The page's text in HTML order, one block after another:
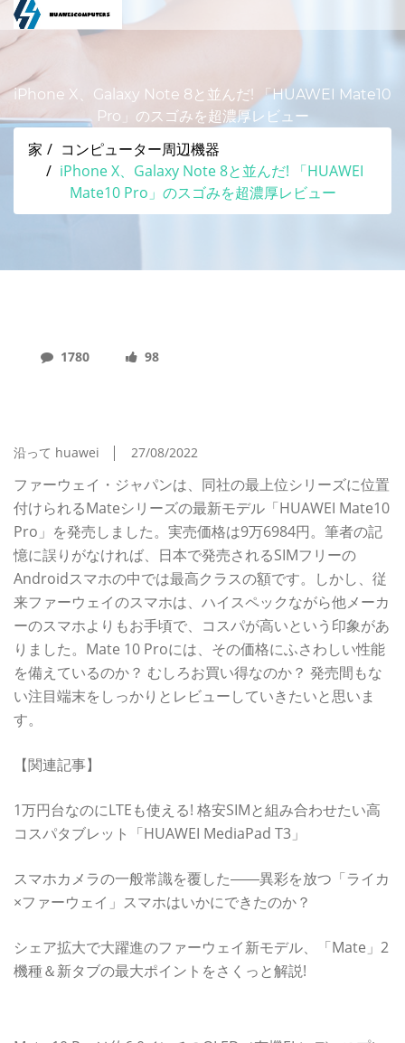
iPhone X、Galaxy Note 8と並んだ! 「HUAWEI Mate10
Pro」のスゴみを超濃厚レビュー
家
コンピューター周辺機器
iPhone X、Galaxy Note 8と並んだ! 「HUAWEI
Mate10 Pro」のスゴみを超濃厚レビュー
1780 98
沿って huawei 27/08/2022
ファーウェイ・ジャパンは、同社の最上位シリーズに位置
付けられるMateシリーズの最新モデル「HUAWEI Mate10
Pro」を発売しました。実売価格は9万6984円。筆者の記
憶に誤りがなければ、日本で発売されるSIMフリーの
Androidスマホの中では最高クラスの額です。しかし、従
来ファーウェイのスマホは、ハイスペックながら他メーカ
ーのスマホよりもお手頃で、コスパが高いという印象があ
りました。Mate 10 Proには、その価格にふさわしい性能
を備えているのか？ むしろお買い得なのか？ 発売間もな
い注目端末をしっかりとレビューしていきたいと思いま
す。
【関連記事】
1万円台なのにLTEも使える! 格安SIMと組み合わせたい高
コスパタブレット「HUAWEI MediaPad T3」
スマホカメラの一般常識を覆した――異彩を放つ「ライカ
×ファーウェイ」スマホはいかにできたのか？
シェア拡大で大躍進のファーウェイ新モデル、「Mate」2
機種＆新タブの最大ポイントをさくっと解説!